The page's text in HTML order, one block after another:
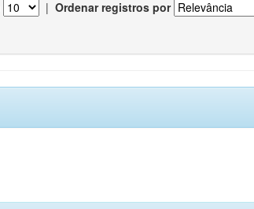
| Ordenar registros por